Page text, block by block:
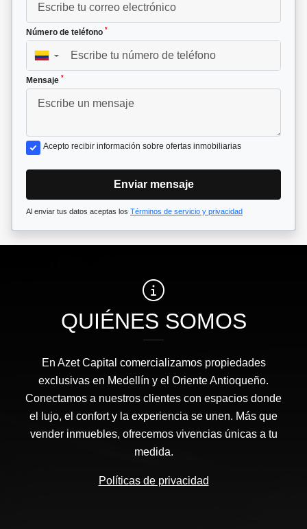
Número de teléfono *
▼
Mensaje *
Acepto recibir información sobre ofertas inmobiliarias
Enviar mensaje
Al enviar tus datos aceptas los Términos de servicio y privacidad
QUIÉNES SOMOS
En Azet Capital comercializamos propiedades
exclusivas en Medellín y el Oriente Antioqueño.
Conectamos a nuestros clientes con espacios donde
el lujo, el confort y la experiencia se unen. Más que
vender inmuebles, ofrecemos vivencias únicas a tu
medida.
Políticas de privacidad